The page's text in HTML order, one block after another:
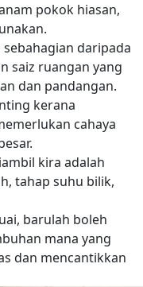
pokok hiasan,
daripada
saiz ruangan yang
dan pandangan.
kerana
cahaya
kira adalah
tahap suhu bilik,
barulah boleh
mana yang
dan mencantikkan